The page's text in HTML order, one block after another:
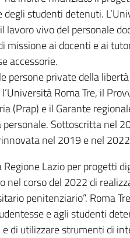
studenti detenuti.
lavoro vivo del personale
ai docenti e ai
accessorie.
persone private della
Roma Tre, il
(Prap) e il Garante
Sottoscritta nel
nel 2019 e nel
Lazio per progetti
corso del 2022 di
penitenziario”. Roma
e agli studenti
di utilizzare strumenti di